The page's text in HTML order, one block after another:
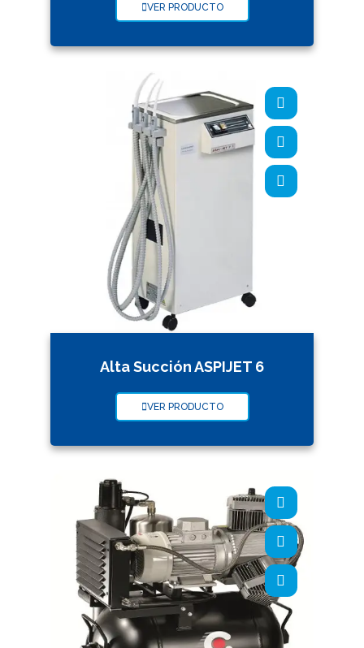
VER PRODUCTO
Alta Succión ASPIJET 6
VER PRODUCTO